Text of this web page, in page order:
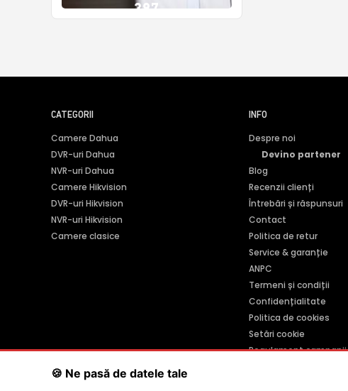
387
CATEGORII
Camere Dahua
DVR-uri Dahua
NVR-uri Dahua
Camere Hikvision
DVR-uri Hikvision
NVR-uri Hikvision
Camere clasice
INFO
Despre noi
Devino partener
Blog
Recenzii clienți
Întrebări și răspunsuri
Contact
Politica de retur
Service & garanție
ANPC
Termeni și condiții
Confidențialitate
Politica de cookies
Setări cookie
Regulament campanii
SC POLITES ONLINE SRL· CUI:RO34846331
🍪 Ne pasă de datele tale